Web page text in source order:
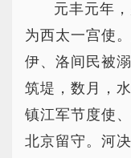
元丰元年
为西太一宫使
伊、洛间民被
筑堤，数月，
镇江军节度使
北京留守。河